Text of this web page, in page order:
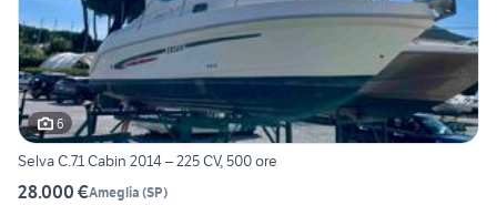
6
Selva C.7.1 Cabin 2014 – 225 CV, 500 ore
28.000 €Ameglia (SP)